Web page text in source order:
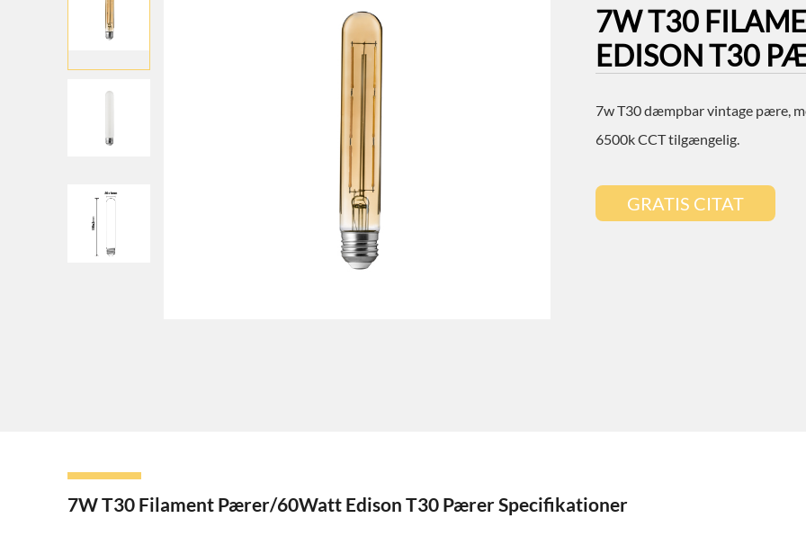
7W T30
EDISON T30
7w T30 dæmpbar vintage pære,
6500k CCT tilgængelig.
GRATIS CITAT
7W T30 Filament Pærer/60Watt Edison T30 Pærer Specifikationer